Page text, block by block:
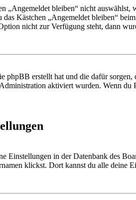
„Angemeldet bleiben“ nicht
Kästchen „Angemeldet bleiben“
nicht zur Verfügung steht, dann
phpBB erstellt hat und die dafür
aktiviert wurden. Wenn
Einstellungen in der Datenbank des
klickst. Dort kannst du alle deine